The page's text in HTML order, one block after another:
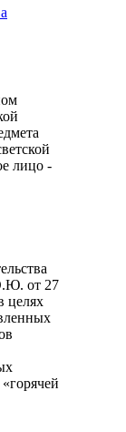
лицо -
от 27
целях